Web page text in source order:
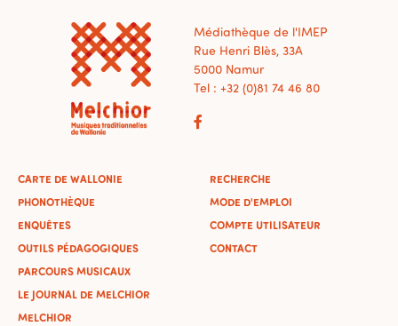
Médiathèque de l'IMEP
Rue Henri Blès, 33A
5000 Namur
Tel : +32 (0)81 74 46 80
CARTE DE WALLONIE
PHONOTHÈQUE
ENQUÊTES
OUTILS PÉDAGOGIQUES
PARCOURS MUSICAUX
LE JOURNAL DE MELCHIOR
MELCHIOR
RECHERCHE
MODE D'EMPLOI
COMPTE UTILISATEUR
CONTACT